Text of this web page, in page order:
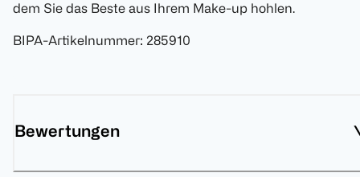
dem Sie das Beste aus Ihrem Make-up hohlen.
BIPA-Artikelnummer: 285910
Bewertungen